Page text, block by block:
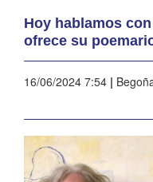
Hoy hablamos
ofrece su
16/06/2024 7:54 |